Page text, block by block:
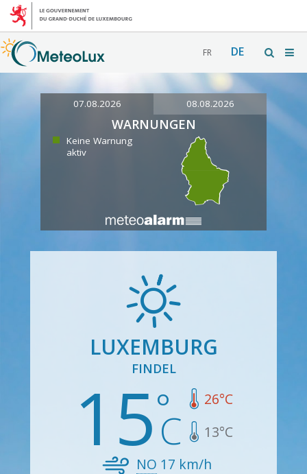
FR DE
07.08.2026 08.08.2026
WARNUNGEN
Keine Warnung
aktiv
LUXEMBURG
FINDEL
15 26°C
13°C
NO 17 km/h